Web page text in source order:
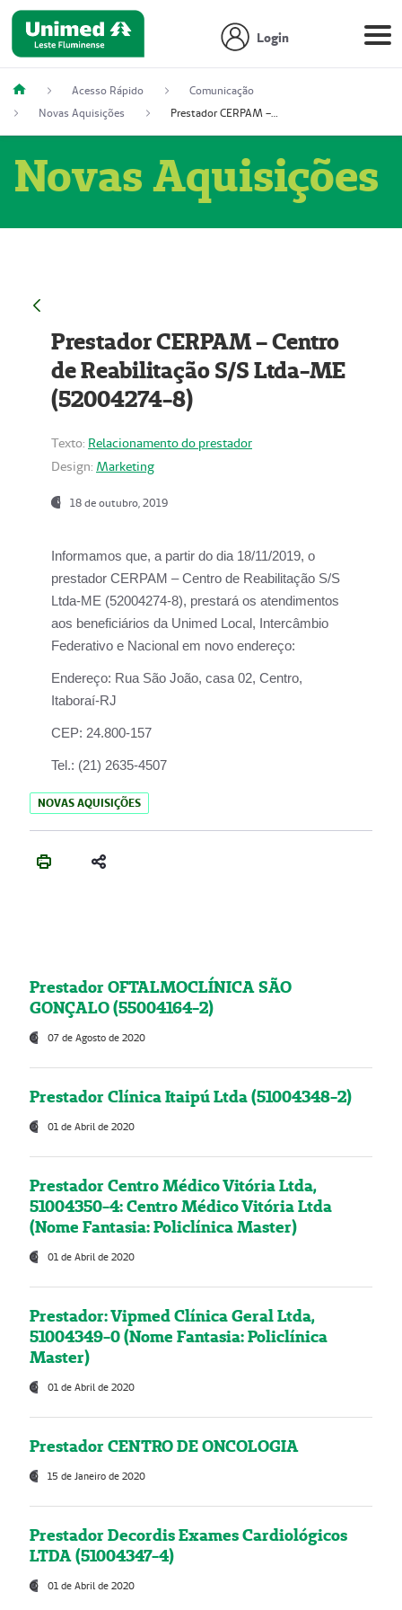
Login
Acesso Rápido
Comunicação
Novas Aquisições
Prestador CERPAM – Centro de Reabilitação S/S Ltda-ME (52004274-8)
Novas Aquisições
Prestador CERPAM – Centro
de Reabilitação S/S Ltda-ME
(52004274-8)
Texto: Relacionamento do prestador
Design: Marketing
18 de outubro, 2019
Informamos que, a partir do dia 18/11/2019, o
prestador CERPAM – Centro de Reabilitação S/S
Ltda-ME (52004274-8), prestará os atendimentos
aos beneficiários da Unimed Local, Intercâmbio
Federativo e Nacional em novo endereço:
Endereço: Rua São João, casa 02, Centro,
Itaboraí-RJ
CEP: 24.800-157
Tel.: (21) 2635-4507
NOVAS AQUISIÇÕES
Prestador OFTALMOCLÍNICA SÃO
GONÇALO (55004164-2)
07 de Agosto de 2020
Prestador Clínica Itaipú Ltda (51004348-2)
01 de Abril de 2020
Prestador Centro Médico Vitória Ltda,
51004350-4: Centro Médico Vitória Ltda
(Nome Fantasia: Policlínica Master)
01 de Abril de 2020
Prestador: Vipmed Clínica Geral Ltda,
51004349-0 (Nome Fantasia: Policlínica
Master)
01 de Abril de 2020
Prestador CENTRO DE ONCOLOGIA
15 de Janeiro de 2020
Prestador Decordis Exames Cardiológicos
LTDA (51004347-4)
01 de Abril de 2020